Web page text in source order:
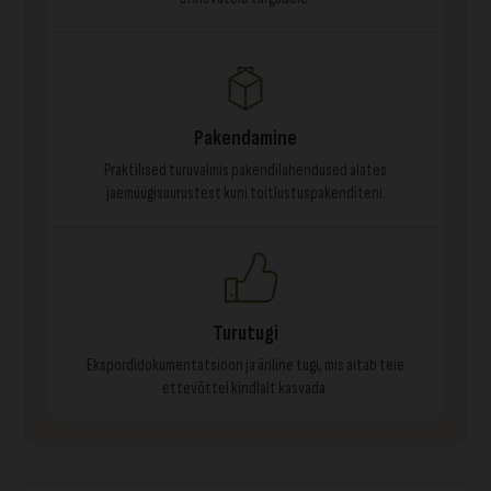
Pakendamine
Praktilised turuvalmis pakendilahendused alates
jaemüügisuurustest kuni toitlustuspakenditeni.
Turutugi
Ekspordidokumentatsioon ja äriline tugi, mis aitab teie
ettevõttel kindlalt kasvada.